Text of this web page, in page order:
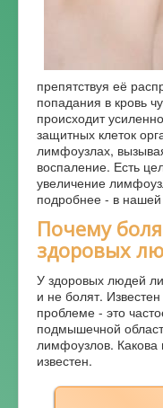
препятствуя её
попадания в кровь
происходит
защитных клеток
лимфоузлах,
воспаление. Есть
увеличение
подробнее - в нашей
Почему
здоровых
У здоровых людей
и не болят.
проблеме - это
подмышечной
лимфоузлов. Какова
известен.